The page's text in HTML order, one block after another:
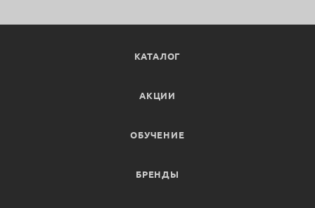
КАТАЛОГ
АКЦИИ
ОБУЧЕНИЕ
БРЕНДЫ